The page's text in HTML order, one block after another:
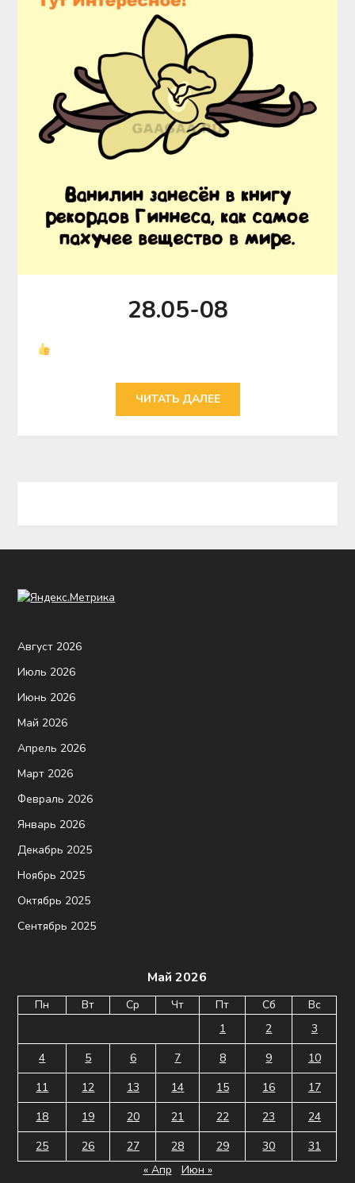
28.05-08
ЧИТАТЬ ДАЛЕЕ
Август 2026
Июль 2026
Июнь 2026
Май 2026
Апрель 2026
Март 2026
Февраль 2026
Январь 2026
Декабрь 2025
Ноябрь 2025
Октябрь 2025
Сентябрь 2025
Май 2026
Пн Вт Ср Чт Пт Сб
Вс
1
2
3
4
5 6 7 8 9
10
11
12 13 14 15 16
17
18
19 20 21 22 23
24
25
26 27 28 29 30
31
« Апр
Июн »